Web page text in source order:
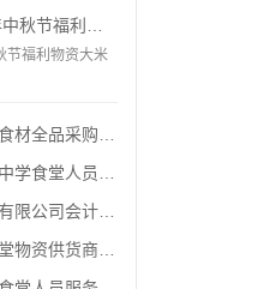
福利物资大
节福利物资大米
采购配送服务
人员管理服务
会计外包服务
货商采购项目